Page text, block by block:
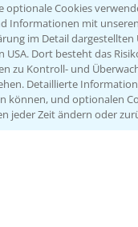
optionale Cookies
Informationen mit
im Detail
USA. Dort besteht das
zu Kontroll- und
Detaillierte
können, und optionalen
jeder Zeit ändern oder